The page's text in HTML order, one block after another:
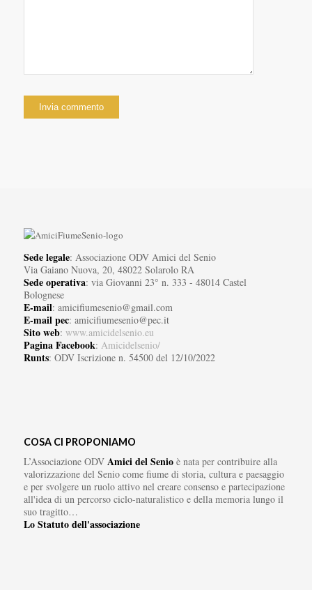
Sede legale: Associazione ODV Amici del Senio
Via Gaiano Nuova, 20, 48022 Solarolo RA
Sede operativa: via Giovanni 23° n. 333 - 48014 Castel
Bolognese
E-mail: amicifiumesenio@gmail.com
E-mail pec: amicifiumesenio@pec.it
Sito web: www.amicidelsenio.eu
Pagina Facebook: Amicidelsenio/
Runts: ODV Iscrizione n. 54500 del 12/10/2022
COSA CI PROPONIAMO
L’Associazione ODV Amici del Senioè nata per contribuire alla
valorizzazione del Senio come fiume di storia, cultura e paesaggio
e per svolgere un ruolo attivo nel creare consenso e partecipazione
all'idea di un percorso ciclo-naturalistico e della memoria lungo il
suo tragitto…
Lo Statuto dell'associazione